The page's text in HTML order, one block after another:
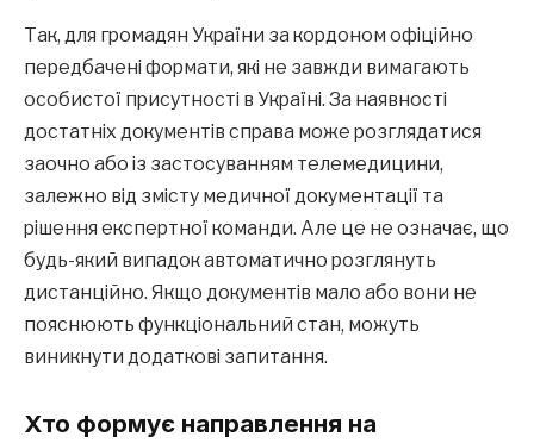
Так, для громадян України за кордоном офіційно
передбачені формати, які не завжди вимагають
особистої присутності в Україні. За наявності
достатніх документів справа може розглядатися
заочно або із застосуванням телемедицини,
залежно від змісту медичної документації та
рішення експертної команди. Але це не означає, що
будь-який випадок автоматично розглянуть
дистанційно. Якщо документів мало або вони не
пояснюють функціональний стан, можуть
виникнути додаткові запитання.
Хто формує направлення на